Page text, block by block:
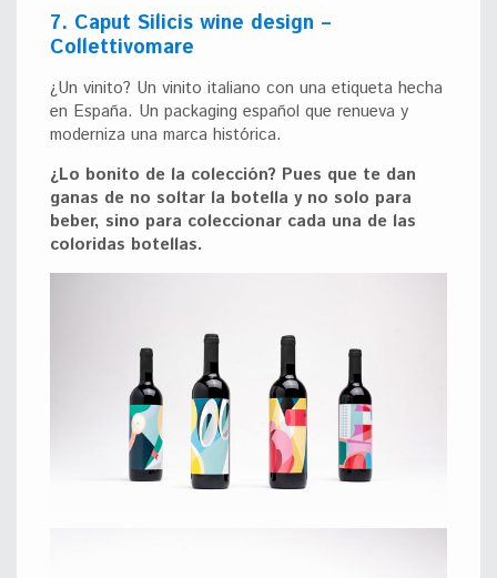
7. Caput Silicis wine design –
Collettivomare
¿Un vinito? Un vinito italiano con una etiqueta hecha
en España. Un packaging español que renueva y
moderniza una marca histórica.
¿Lo bonito de la colección? Pues que te dan
ganas de no soltar la botella y no solo para
beber, sino para coleccionar cada una de las
coloridas botellas.